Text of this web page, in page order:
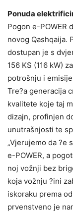
Ponuda
Pogon e-POWER
novog Qashqaija.
dostupan je s
156 KS (116 kW)
potrošnju i
Tre?a generacija
kvalitete koje taj
dizajn, profinjen
unutrašnjosti te
„Vjerujemo da ?e
e-POWER, a
noj vožnji bez
koja vožnju ?ini
iskoraku prema
prvenstveno je